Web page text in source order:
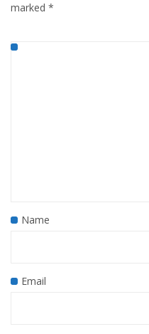
marked *
Name
Email